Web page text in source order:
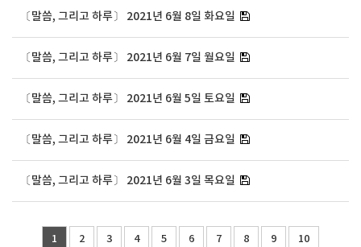
〔말씀, 그리고 하루〕 2021년 6월 8일 화요일
〔말씀, 그리고 하루〕 2021년 6월 7일 월요일
〔말씀, 그리고 하루〕 2021년 6월 5일 토요일
〔말씀, 그리고 하루〕 2021년 6월 4일 금요일
〔말씀, 그리고 하루〕 2021년 6월 3일 목요일
1 2 3 4 5 6 7 8 9 10